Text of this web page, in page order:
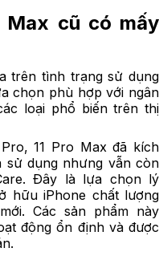
Max cũ có mấy
trên tình trạng sử dụng
chọn phù hợp với ngân
loại phổ biến trên thị
Pro, 11 Pro Max đã kích
sử dụng nhưng vẫn còn
Đây là lựa chọn lý
hữu iPhone chất lượng
Các sản phẩm này
động ổn định và được